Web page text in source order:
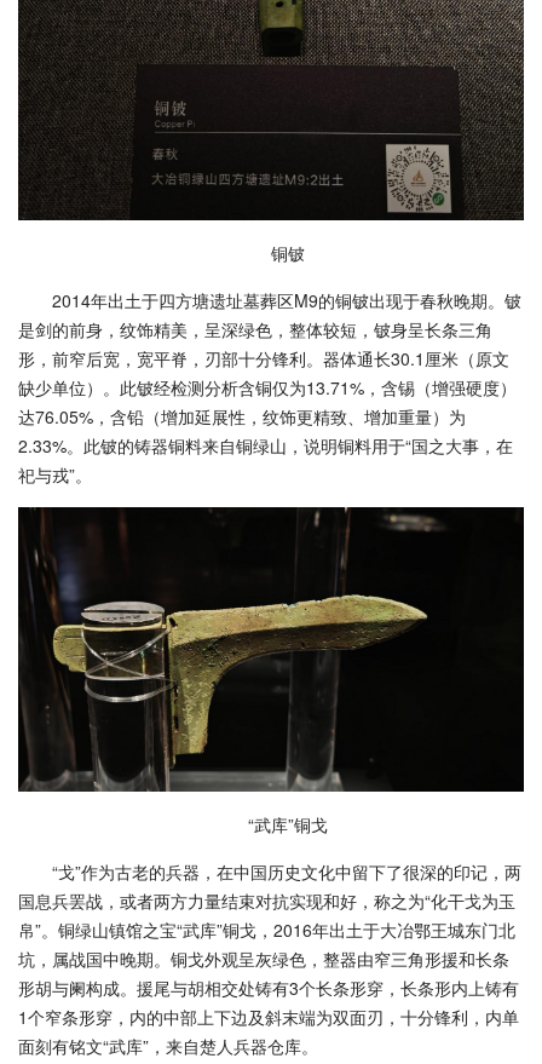
铜铍
2014年出土于四方塘遗址墓葬区M9的铜铍出现于春秋晚期。铍
是剑的前身，纹饰精美，呈深绿色，整体较短，铍身呈长条三角
形，前窄后宽，宽平脊，刃部十分锋利。器体通长30.1厘米（原文
缺少单位）。此铍经检测分析含铜仅为13.71%，含锡（增强硬度）
达76.05%，含铅（增加延展性，纹饰更精致、增加重量）为
2.33%。此铍的铸器铜料来自铜绿山，说明铜料用于“国之大事，在
祀与戎”。
“武库”铜戈
“戈”作为古老的兵器，在中国历史文化中留下了很深的印记，两
国息兵罢战，或者两方力量结束对抗实现和好，称之为“化干戈为玉
帛”。铜绿山镇馆之宝“武库”铜戈，2016年出土于大冶鄂王城东门北
坑，属战国中晚期。铜戈外观呈灰绿色，整器由窄三角形援和长条
形胡与阑构成。援尾与胡相交处铸有3个长条形穿，长条形内上铸有
1个窄条形穿，内的中部上下边及斜末端为双面刃，十分锋利，内单
面刻有铭文“武库”，来自楚人兵器仓库。